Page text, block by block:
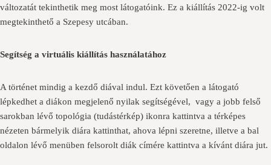
változatát tekinthetik meg most látogatóink. Ez a kiállítás 2022-ig volt
megtekinthető a Szepesy utcában.
Segítség a virtuális kiállítás használatához
A történet mindig a kezdő diával indul. Ezt követően a látogató
lépkedhet a diákon megjelenő nyilak segítségével, vagy a jobb felső
sarokban lévő topológia (tudástérkép) ikonra kattintva a térképes
nézeten bármelyik diára kattinthat, ahova lépni szeretne, illetve a bal
oldalon lévő menüben felsorolt diák címére kattintva a kívánt diára jut.